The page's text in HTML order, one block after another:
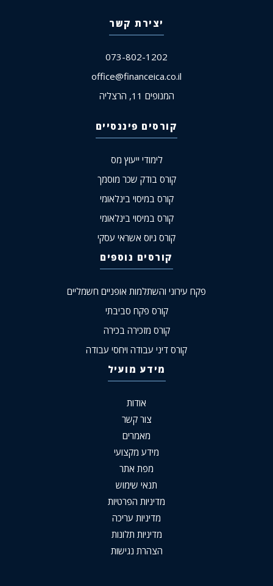
יצירת קשר
073-802-1202
office@financeica.co.il
המנופים 11, הרצליה
קורסים פיננסיים
לימודי ייעוץ מס
קורס בודק שכר מוסמך
קורס במיסוי בינלאומי
קורס במיסוי בינלאומי
קורס גיוס אשראי עסקי
קורסים נוספים
פקח עירוני והשתלמות אופניים חשמליים
קורס פקח סביבתי
קורס מזכירה בכירה
קורס דיני עבודה ויחסי עבודה
מידע מועיל
אודות
צור קשר
מאמרים
מידע מקצועי
מפת אתר
תנאי שימוש
מדיניות הפרטיות
מדיניות עריכה
מדיניות תלונות
הצהרת נגישות